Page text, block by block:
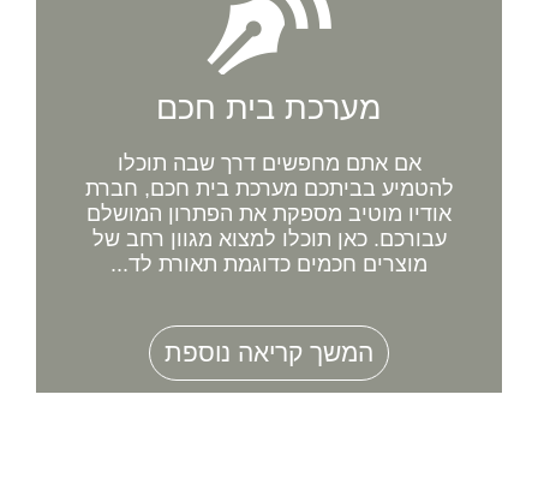
מערכת בית חכם
אם אתם מחפשים דרך שבה תוכלו
להטמיע בביתכם מערכת בית חכם, חברת
אודיו מוטיב מספקת את הפתרון המושלם
עבורכם. כאן תוכלו למצוא מגוון רחב של
מוצרים חכמים כדוגמת תאורת לד...
המשך קריאה נוספת